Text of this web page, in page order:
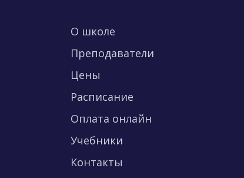
О школе
Преподаватели
Цены
Расписание
Оплата онлайн
Учебники
Контакты